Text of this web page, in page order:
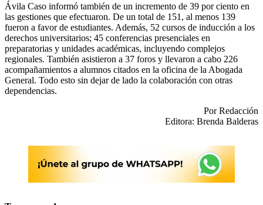
Ávila Caso informó también de un incremento de 39 por ciento en
las gestiones que efectuaron. De un total de 151, al menos 139
fueron a favor de estudiantes. Además, 52 cursos de inducción a los
derechos universitarios; 45 conferencias presenciales en
preparatorias y unidades académicas, incluyendo complejos
regionales. También asistieron a 37 foros y llevaron a cabo 226
acompañamientos a alumnos citados en la oficina de la Abogada
General. Todo esto sin dejar de lado la colaboración con otras
dependencias.
Por Redacción
Editora: Brenda Balderas